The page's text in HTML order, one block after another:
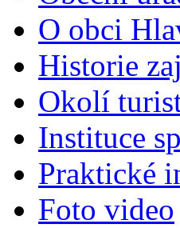
O obci
Historie
Okolí
Instituce
Praktické
Foto video